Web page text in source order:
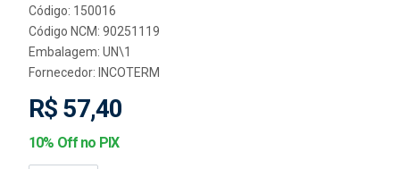
Código: 150016
Código NCM: 90251119
Embalagem: UN\1
Fornecedor: INCOTERM
R$ 57,40
10% Off no PIX